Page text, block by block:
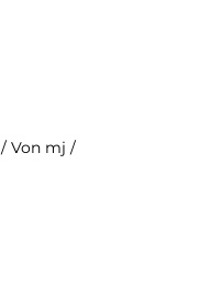
/ Von mj /